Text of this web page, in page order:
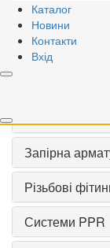
Каталог
Новини
Контакти
Вхід
Застосувати
Скинути
Запірна
Різьбові
Системи PPR